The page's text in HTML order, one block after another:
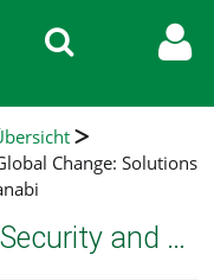
Change: Solutions
Klimawandel II - Water Security and Global Change: Solutions towards sustainability - Dr. Fires Al Janabi